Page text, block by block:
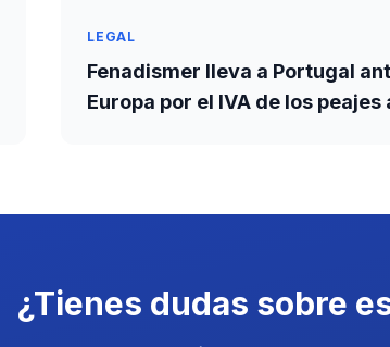
LEGAL
Fenadismer lleva a Portugal
Europa por el IVA de los peajes
¿Tienes dudas sobre